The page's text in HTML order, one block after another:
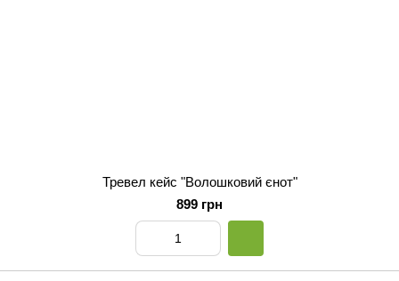
Тревел кейс "Волошковий єнот"
899 грн